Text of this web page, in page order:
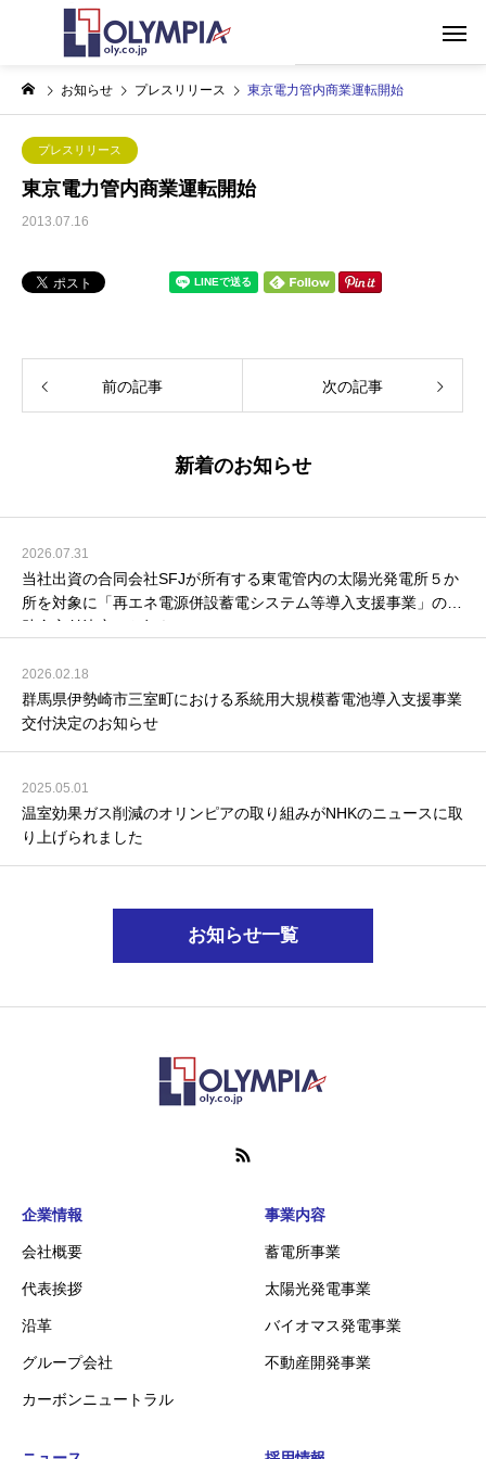
お知らせ プレスリリース 東京電力管内商業運転開始
プレスリリース
東京電力管内商業運転開始
2013.07.16
前の記事 次の記事
新着のお知らせ
2026.07.31
当社出資の合同会社SFJが所有する東電管内の太陽光発電所５か
所を対象に「再エネ電源併設蓄電システム等導入支援事業」の補
助金交付決定のお知らせ
2026.02.18
群馬県伊勢崎市三室町における系統用大規模蓄電池導入支援事業
交付決定のお知らせ
2025.05.01
温室効果ガス削減のオリンピアの取り組みがNHKのニュースに取
り上げられました
お知らせ一覧
企業情報
会社概要
代表挨拶
沿革
グループ会社
カーボンニュートラル
事業内容
蓄電所事業
太陽光発電事業
バイオマス発電事業
不動産開発事業